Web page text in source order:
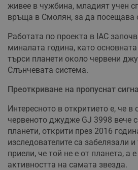
живее в чужбина, младият учен
връща в Смолян, за да посещава
Работата по проекта в IAC
миналата година, като
търси планети около червени
Слънчевата система.
Преоткриване на пропуснат
Интересното в откритието е, че в
червеното джудже GJ 3998 вече
планети, открити през 2016
изследователите са забелязали и
приели, че той не е от планета, а
активността на самата звезда.